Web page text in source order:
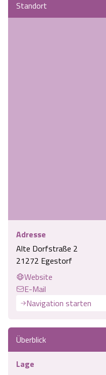
Standort
Adresse
Alte Dorfstraße 2
21272 Egestorf
Website
E-Mail
Navigation starten
Überblick
Lage